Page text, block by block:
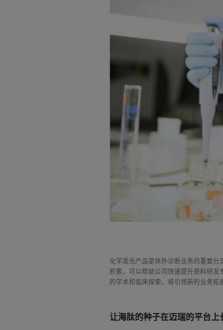
化学发光产品是体外诊断业务的重要
积累，可以帮助公司快速提升原料研
的学术和临床探索，将引领新的业务
让海肽的种子在迈瑞的平台上